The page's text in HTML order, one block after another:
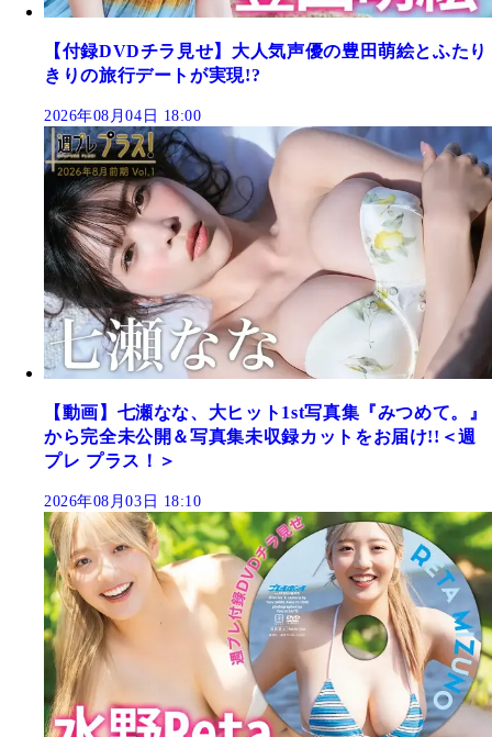
【付録DVDチラ見せ】大人気声優の豊田萌絵とふたり
きりの旅行デートが実現!?
2026年08月04日 18:00
【動画】七瀬なな、大ヒット1st写真集『みつめて。』
から完全未公開＆写真集未収録カットをお届け!!＜週
プレ プラス！＞
2026年08月03日 18:10